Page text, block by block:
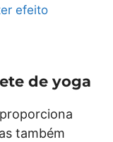
efeito
de yoga
também